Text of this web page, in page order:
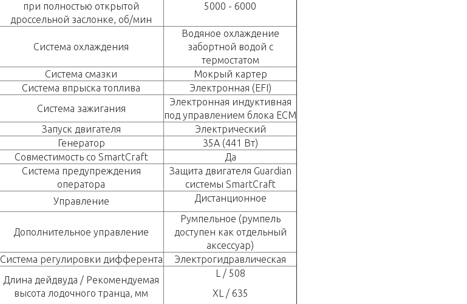
при полностью открытой
дроссельной заслонке, об/мин
5000 - 6000
Система охлаждения
Водяное охлаждение
забортной водой с
термостатом
Система смазки
Мокрый картер
Система впрыска топлива
Электронная (EFI)
Система зажигания
Электронная индуктивная
под управлением блока ECM
Запуск двигателя
Электрический
Генератор
35А (441 Вт)
Совместимость со SmartCraft
Да
Система предупреждения
оператора
Защита двигателя Guardian
системы SmartCraft
Управление
Дистанционное
Дополнительное управление
Румпельное (румпель
доступен как отдельный
аксессуар)
Система регулировки дифферента
Электрогидравлическая
Длина дейдвуда / Рекомендуемая
высота лодочного транца, мм
L / 508
XL / 635